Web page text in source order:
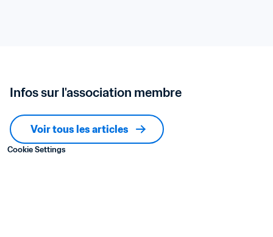
Infos sur l'association membre
Voir tous les articles
Cookie Settings